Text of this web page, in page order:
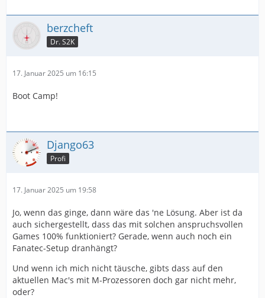
berzcheft
Dr. S2K
17. Januar 2025 um 16:15
Boot Camp!
Django63
Profi
17. Januar 2025 um 19:58
Jo, wenn das ginge, dann wäre das 'ne Lösung. Aber ist da
auch sichergestellt, dass das mit solchen anspruchsvollen
Games 100% funktioniert? Gerade, wenn auch noch ein
Fanatec-Setup dranhängt?
Und wenn ich mich nicht täusche, gibts dass auf den
aktuellen Mac's mit M-Prozessoren doch gar nicht mehr,
oder?